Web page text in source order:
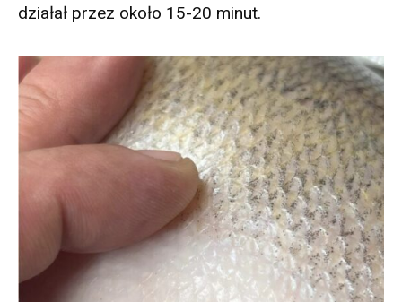
działał przez około 15-20 minut.